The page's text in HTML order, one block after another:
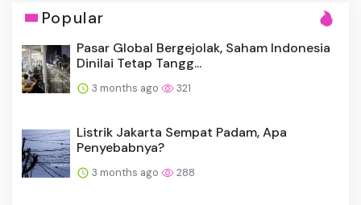
Popular
Pasar Global Bergejolak, Saham Indonesia
Dinilai Tetap Tangg...
3 months ago 321
Listrik Jakarta Sempat Padam, Apa
Penyebabnya?
3 months ago 288